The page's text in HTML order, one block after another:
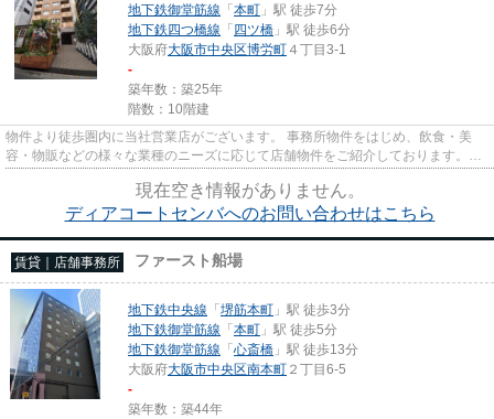
地下鉄御堂筋線 「本町 」駅 徒歩7分
地下鉄四つ橋線 「四ツ橋 」駅 徒歩6分
大阪府大阪市中央区博労町 ４丁目3-1
-
築年数：築25年
階数：10階建
物件より徒歩圏内に当社営業店がございます。 事務所物件をはじめ、飲食・美
容・物販などの様々な業種のニーズに応じて店舗物件をご紹介しております。
尚、弊社ではおとり広告は一切...
現在空き情報がありません。
ディアコートセンバへのお問い合わせはこちら
賃貸｜店舗事務所 ファースト船場
地下鉄中央線 「堺筋本町 」駅 徒歩3分
地下鉄御堂筋線 「本町 」駅 徒歩5分
地下鉄御堂筋線 「心斎橋 」駅 徒歩13分
大阪府大阪市中央区南本町 ２丁目6-5
-
築年数：築44年